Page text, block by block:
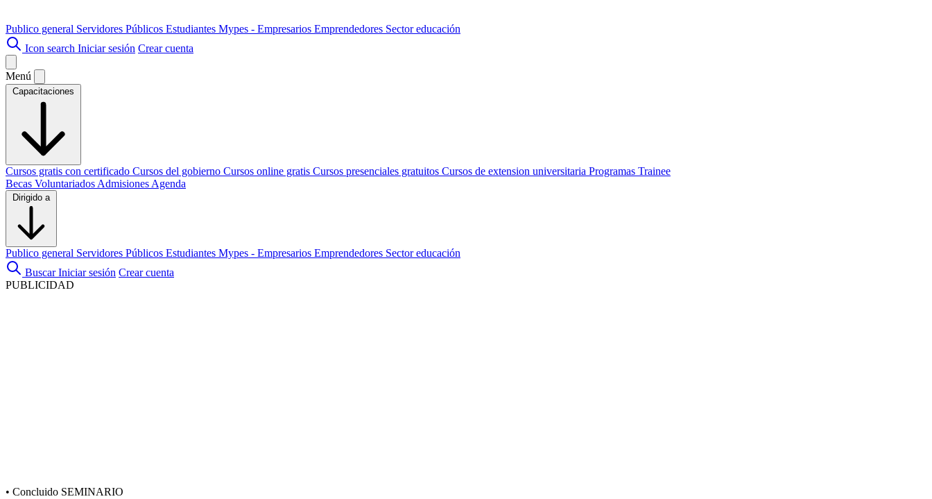
Publico general Servidores Públicos Estudiantes Mypes - Empresarios Emprendedores Sector educación
Icon search Iniciar sesión Crear cuenta
Menú
Capacitaciones
Cursos gratis con certificado Cursos del gobierno Cursos online gratis Cursos presenciales gratuitos Cursos de extension universitaria Programas Trainee
Becas Voluntariados Admisiones Agenda
Dirigido a
Publico general Servidores Públicos Estudiantes Mypes - Empresarios Emprendedores Sector educación
Buscar Iniciar sesión Crear cuenta
PUBLICIDAD
• Concluido SEMINARIO